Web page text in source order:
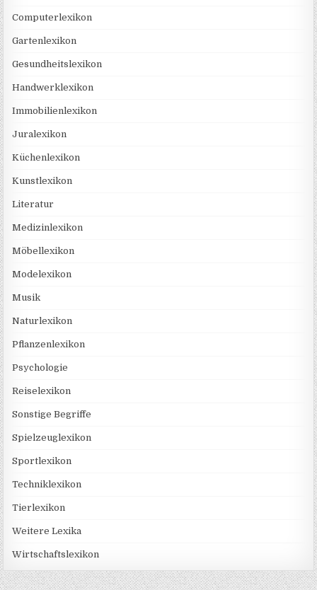
Computerlexikon
Gartenlexikon
Gesundheitslexikon
Handwerklexikon
Immobilienlexikon
Juralexikon
Küchenlexikon
Kunstlexikon
Literatur
Medizinlexikon
Möbellexikon
Modelexikon
Musik
Naturlexikon
Pflanzenlexikon
Psychologie
Reiselexikon
Sonstige Begriffe
Spielzeuglexikon
Sportlexikon
Techniklexikon
Tierlexikon
Weitere Lexika
Wirtschaftslexikon